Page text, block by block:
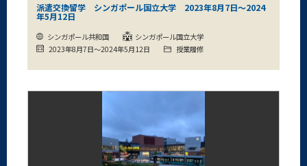
派遣交換留学 シンガポール国立大学 2023年8月7日～2024
年5月12日
シンガポール共和国
シンガポール国立大学
2023年8月7日～2024年5月12日
授業履修